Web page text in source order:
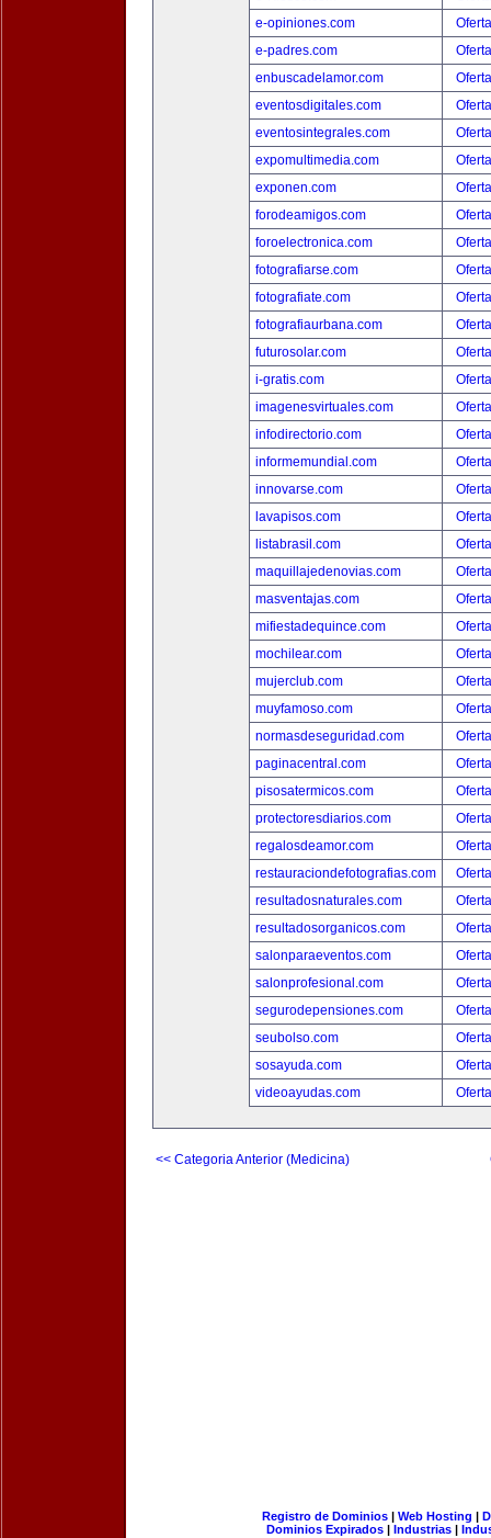
e-opiniones.com
e-padres.com
enbuscadelamor.com
eventosdigitales.com
eventosintegrales.com
expomultimedia.com
exponen.com
forodeamigos.com
foroelectronica.com
fotografiarse.com
fotografiate.com
fotografiaurbana.com
futurosolar.com
i-gratis.com
imagenesvirtuales.com
infodirectorio.com
informemundial.com
innovarse.com
lavapisos.com
listabrasil.com
maquillajedenovias.com
masventajas.com
mifiestadequince.com
mochilear.com
mujerclub.com
muyfamoso.com
normasdeseguridad.com
paginacentral.com
pisosatermicos.com
protectoresdiarios.com
regalosdeamor.com
restauraciondefotografias.com
resultadosnaturales.com
resultadosorganicos.com
salonparaeventos.com
salonprofesional.com
segurodepensiones.com
seubolso.com
sosayuda.com
videoayudas.com
<< Categoria Anterior (Medicina)
Registro de Dominios| Web Hosting |
Dominios Expirados | Industrias |